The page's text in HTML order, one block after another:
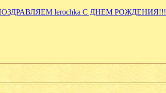
lerochka С ДНЕМ РОЖДЕНИЯ!!!